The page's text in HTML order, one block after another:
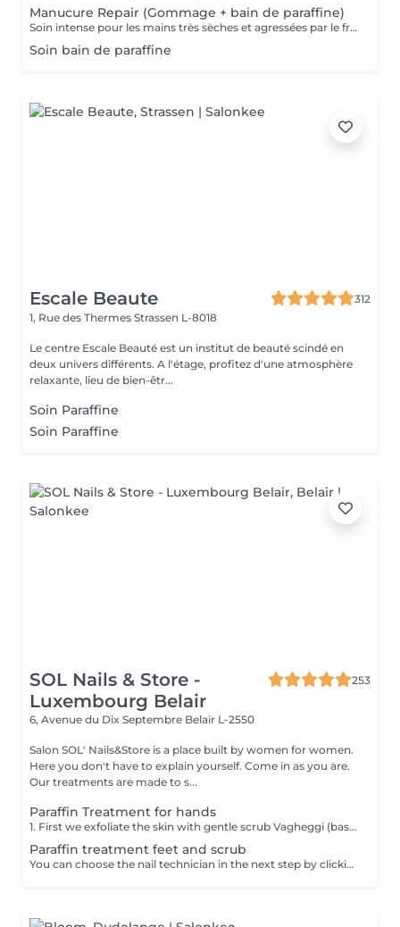
Manucure Repair (Gommage + bain de paraffine)
Soin intense pour les mains très sèches et agressées par le froid ou les produits. Comprend le limage des ongles, la pousse et la coupe des cuticules, gommage, masque à la paraffine de 10 minutes et massage avec une crème de soin. Application d'une base transparente si désirée.
Soin bain de paraffine
Escale Beaute
312
1, Rue des Thermes Strassen L-8018
Le centre Escale Beauté est un institut de beauté scindé en
deux univers différents. A l'étage, profitez d'une atmosphère
relaxante, lieu de bien-êtr...
Soin Paraffine
Soin Paraffine
SOL Nails & Store -
Luxembourg Belair
253
6, Avenue du Dix Septembre Belair L-2550
Salon SOL' Nails&Store is a place built by women for women.
Here you don't have to explain yourself. Come in as you are.
Our treatments are made to s...
Paraffin Treatment for hands
1. First we exfoliate the skin with gentle scrub Vagheggi (based on brown sugar and ground coffee that have an exfoliating effect; also it includes detoxifying green clay) 2. After, we apply hydrating cream Vagheggi (that includes coconut oil and cocoa butter, vitamin E and moisturising hyaluronic acid) - it's amazing for nourishing and hydrating. 3. The last step is the paraffin wax itself. You gently dip a few times your hand into the warm melted paraffin. It builds up a thick, warm "glove" of wax. 4. Once the wax layers are set, the hand is wrapped in a protective plastic liner and then placed into a soft glove. This insulates the heat and allows the moisture to be absorbed. For 15-20 min you have time to rest and relax. 5. The final step is to remove everything and your hands are ready, fully nourished. Depending on your skin and desire, you can repeat this treatment 2-4 time once a week or 2 weeks to get a cumulative effect. Advantages: Deeply nourishes dry skin, restores elasticity, and provides a "velvet skin" effect. Ideal after winter.
Paraffin treatment feet and scrub
You can choose the nail technician in the next step by clicking "Select employee". 1. First we exfoliate the skin with gentle scrub Vagheggi (based on brown sugar and ground coffee that have an exfoliating effect; also it includes detoxifying green clay) 2. After, we apply hydrating cream Vagheggi (that includes coconut oil and cocoa butter, vitamin E and moisturising hyaluronic acid) - it's amazing for nourishing and hydrating. 3. The last step is the paraffin wax itself. You gently dip a few times your foot into the warm melted paraffin. It builds up a thick, warm "glove" of wax. 4. Once the wax layers are set, the foot is wrapped in a protective plastic liner and then placed into a soft glove. This insulates the heat and allows the moisture to be absorbed. For 15-20 min you have time to rest and relax. 5. The final step is to remove everything and your feet are ready, fully nourished. Depending on your skin and desire, you can repeat this treatment 2-4 time once a week or 2 weeks to get a cumulative effect. Advantages: Deeply nourishes dry skin, restores elasticity, and provides a "velvet skin" effect. Ideal after winter.